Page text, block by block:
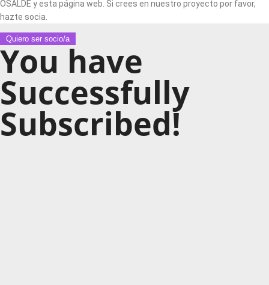
OSALDE y esta página web. Si crees en nuestro proyecto por favor,
hazte socia.
Quiero ser socio/a
You have
Successfully
Subscribed!